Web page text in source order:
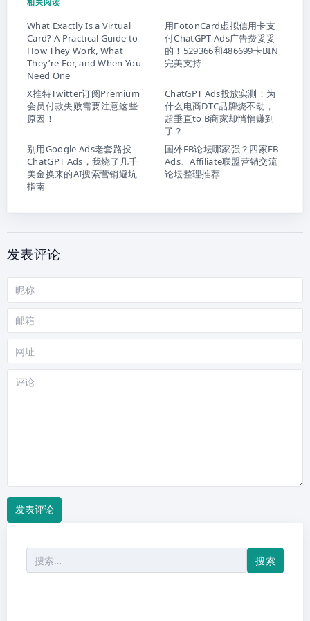
What Exactly Is a Virtual
Card? A Practical Guide to
How They Work, What
They’re For, and When You
Need One
用FotonCard虚拟信用卡支
付ChatGPT Ads广告费妥妥
的！529366和486699卡BIN
完美支持
X推特Twitter订阅Premium
会员付款失败需要注意这些
原因！
ChatGPT Ads投放实测：为
什么电商DTC品牌烧不动，
超垂直to B商家却悄悄赚到
了？
别用Google Ads老套路投
ChatGPT Ads，我烧了几千
美金换来的AI搜索营销避坑
指南
国外FB论坛哪家强？四家FB
Ads、Affiliate联盟营销交流
论坛整理推荐
发表评论
评
昵
称
邮
箱
网
站
索：